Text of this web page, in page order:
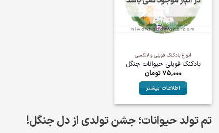
انواع بادکنک فویلی و لاتکسی
بادکنک فویلی حیوانات جنگل
75,000تومان
اطلاعات بیشتر
تم تولد حیوانات؛ جشن تولدی از دل جنگل!